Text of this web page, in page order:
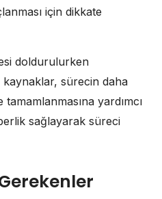
için dikkate
doldurulurken
kaynaklar, sürecin daha
yardımcı
sağlayarak süreci